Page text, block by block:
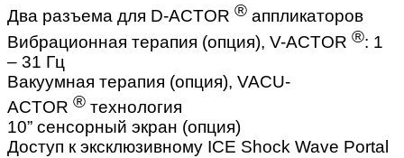
Два разъема для D-ACTOR ® аппликаторов
Вибрационная терапия (опция), V-ACTOR ®: 1
– 31 Гц
Вакуумная терапия (опция), VACU-
ACTOR ® технология
10” сенсорный экран (опция)
Доступ к эксклюзивному ICE Shock Wave Portal